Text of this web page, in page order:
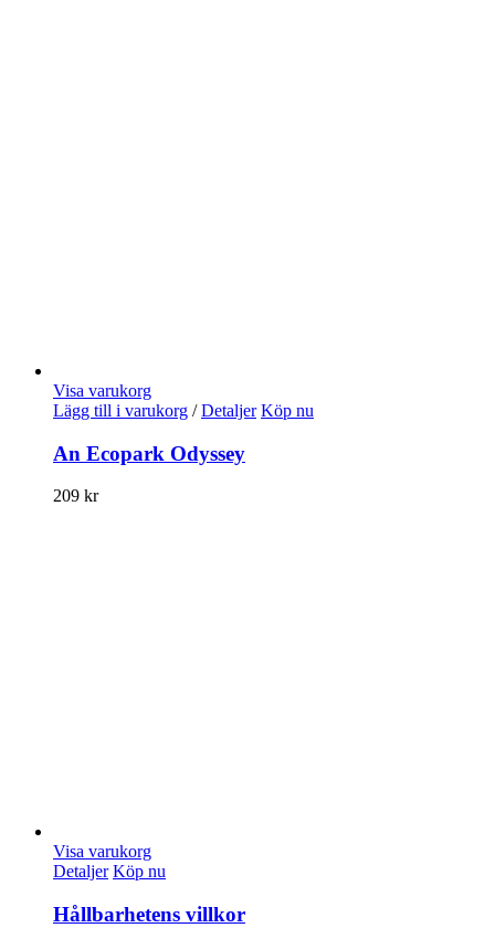
Visa varukorg
Lägg till i varukorg / Detaljer Köp nu
An Ecopark Odyssey
209 kr
Visa varukorg
Detaljer Köp nu
Hållbarhetens villkor